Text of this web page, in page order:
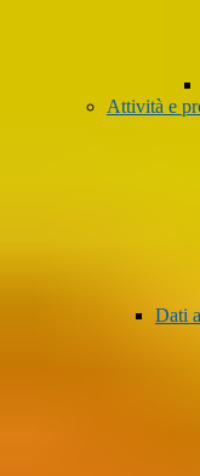
Attività e
Dati